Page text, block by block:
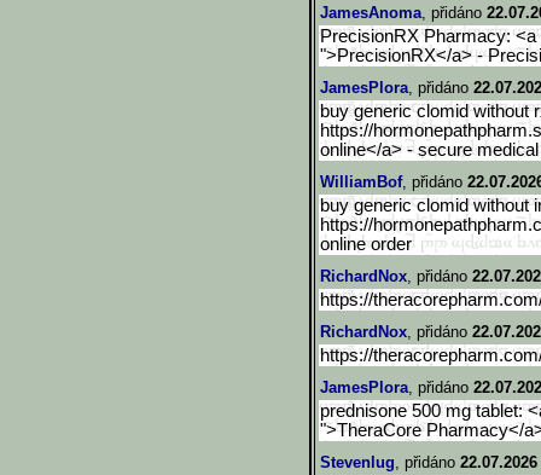
JamesAnoma, přidáno
PrecisionRX Pharmacy:
">PrecisionRX</a> -
JamesPlora, přidáno
buy generic clomid without
https://
online</a> - secure
WilliamBof, přidáno
buy generic clomid without
https://
online order
RichardNox, přidáno
https://
RichardNox, přidáno
https://
JamesPlora, přidáno
prednisone 500 mg tablet:
">TheraCore Pharmacy</
Stevenlug, přidáno